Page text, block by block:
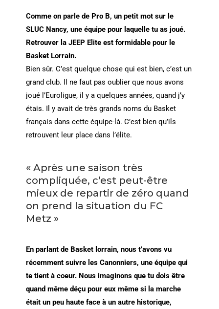
Comme on parle de Pro B, un petit mot sur le
SLUC Nancy, une équipe pour laquelle tu as joué.
Retrouver la JEEP Elite est formidable pour le
Basket Lorrain.
Bien sûr. C’est quelque chose qui est bien, c’est un
grand club. Il ne faut pas oublier que nous avons
joué l’Euroligue, il y a quelques années, quand j’y
étais. Il y avait de très grands noms du Basket
français dans cette équipe-là. C’est bien qu’ils
retrouvent leur place dans l’élite.
« Après une saison très
compliquée, c’est peut-être
mieux de repartir de zéro quand
on prend la situation du FC
Metz »
En parlant de Basket lorrain, nous t’avons vu
récemment suivre les Canonniers, une équipe qui
te tient à coeur. Nous imaginons que tu dois être
quand même déçu pour eux même si la marche
était un peu haute face à un autre historique,